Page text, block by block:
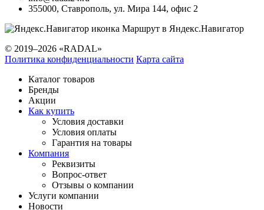
355000, Ставрополь, ул. Мира 144, офис 2
Маршрут в Яндекс.Навигатор
© 2019–2026 «RADAL»
Политика конфиденциальности Карта сайта
Каталог товаров
Бренды
Акции
Как купить
Условия доставки
Условия оплаты
Гарантия на товары
Компания
Реквизиты
Вопрос-ответ
Отзывы о компании
Услуги компании
Новости